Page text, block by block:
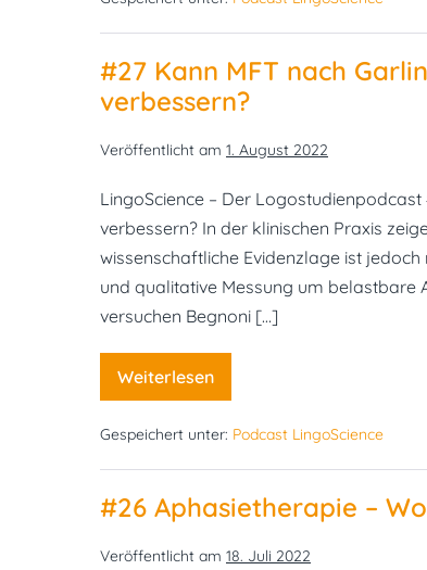
bei
mit
Sprechapraxie?
#27 Kann MFT nach
verbessern?
Veröffentlicht am 1. August 2022
LingoScience – Der
verbessern? In der klinischen Praxis
wissenschaftliche Evidenzlage ist
und qualitative Messung um belastbare
versuchen Begnoni […]
Weiterlesen
#27
Kann
nach
wirklich
Schluckmuster
verbessern?
Gespeichert unter: Podcast LingoScience
#26 Aphasietherapie –
Veröffentlicht am 18. Juli 2022